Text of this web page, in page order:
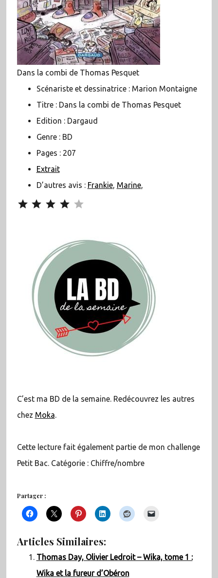
Dans la combi de Thomas Pesquet
Scénariste et dessinatrice : Marion Montaigne
Titre : Dans la combi de Thomas Pesquet
Edition : Dargaud
Genre : BD
Pages : 207
Extrait
D’autres avis : Frankie, Marine,
C’est ma BD de la semaine. Redécouvrez les autres
chez Moka.
Cette lecture fait également partie de mon challenge
Petit Bac. Catégorie : Chiffre/nombre
Partager :
Articles Similaires:
Thomas Day, Olivier Ledroit – Wika, tome 1 :
Wika et la fureur d’Obéron